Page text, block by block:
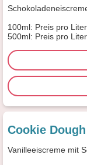
100ml: Preis pro
500ml: Preis pro
Cookie Dough
Vanilleeiscreme mit